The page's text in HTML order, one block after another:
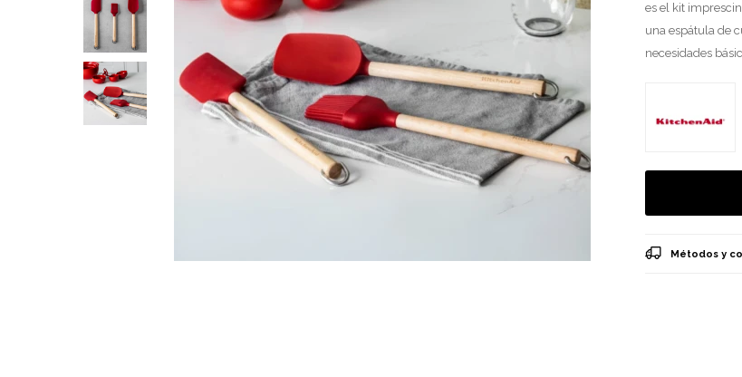
es el kit
una espátula de
necesidades
Métodos y